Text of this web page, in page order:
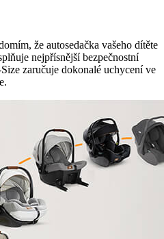
že autosedačka vašeho dítěte
nejpřísnější bezpečnostní
zaručuje dokonalé uchycení ve